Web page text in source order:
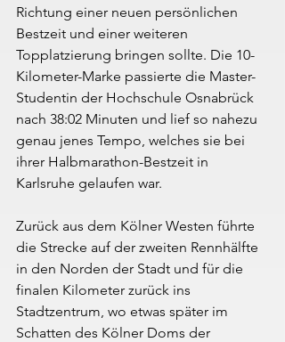
Richtung einer neuen persönlichen
Bestzeit und einer weiteren
Topplatzierung bringen sollte. Die 10-
Kilometer-Marke passierte die Master-
Studentin der Hochschule Osnabrück
nach 38:02 Minuten und lief so nahezu
genau jenes Tempo, welches sie bei
ihrer Halbmarathon-Bestzeit in
Karlsruhe gelaufen war.
Zurück aus dem Kölner Westen führte
die Strecke auf der zweiten Rennhälfte
in den Norden der Stadt und für die
finalen Kilometer zurück ins
Stadtzentrum, wo etwas später im
Schatten des Kölner Doms der